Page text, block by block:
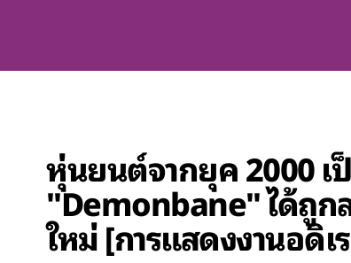
หุ่นยนต์จากยุค 2000
"Demonbane" ได้ถูก
ใหม่ [การแสดงงานอดิ